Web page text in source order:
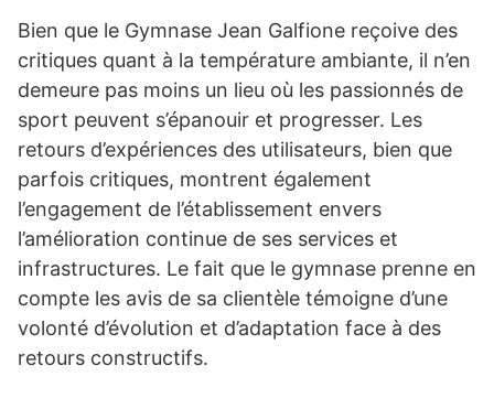
Bien que le Gymnase Jean Galfione reçoive des
critiques quant à la température ambiante, il n’en
demeure pas moins un lieu où les passionnés de
sport peuvent s’épanouir et progresser. Les
retours d’expériences des utilisateurs, bien que
parfois critiques, montrent également
l’engagement de l’établissement envers
l’amélioration continue de ses services et
infrastructures. Le fait que le gymnase prenne en
compte les avis de sa clientèle témoigne d’une
volonté d’évolution et d’adaptation face à des
retours constructifs.